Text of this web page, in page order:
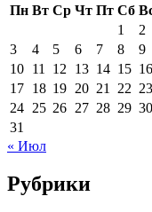
Пн Вт Ср Чт Пт Сб
1
2
3
4 5 6 7 8
9
10 11 12 13 14 15 16
17 18 19 20 21 22 23
24 25 26 27 28 29 30
31
« Июл
Рубрики